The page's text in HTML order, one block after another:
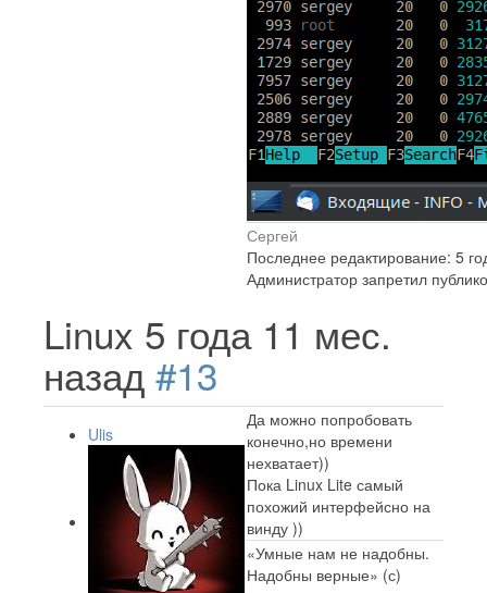
Сергей
Последнее редактирование: 5
Администратор запретил
Linux 5 года 11 мес.
назад #13
Ulis
Да можно попробовать
конечно,но времени
нехватает))
Пока Linux Lite самый
похожий интерфейсно на
винду ))
«Умные нам не надобны.
Надобны верные» (с)